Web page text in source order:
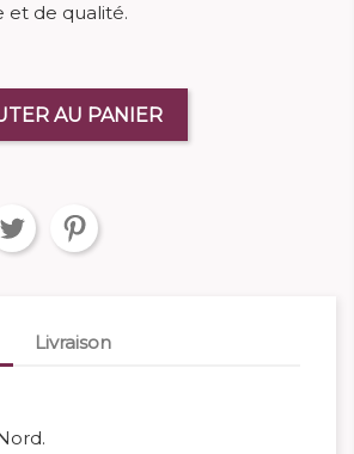
et de qualité.
AU PANIER
Livraison